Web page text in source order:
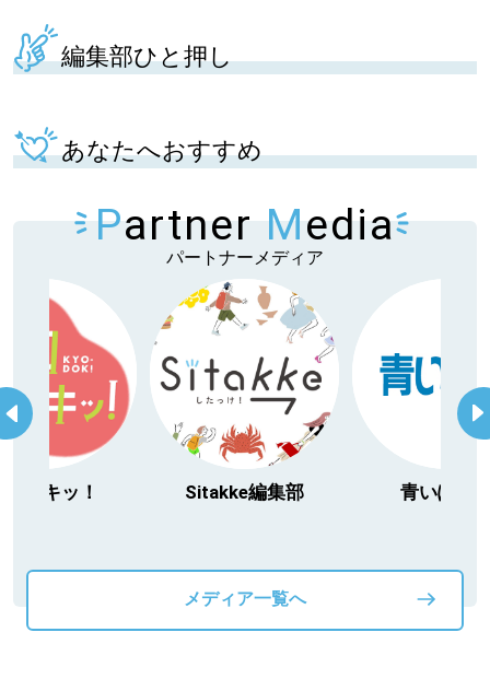
編集部ひと押し
あなたへおすすめ
Partner Media
パートナーメディア
Sitakke編集部 青いぽすと
「北
メディア一覧へ